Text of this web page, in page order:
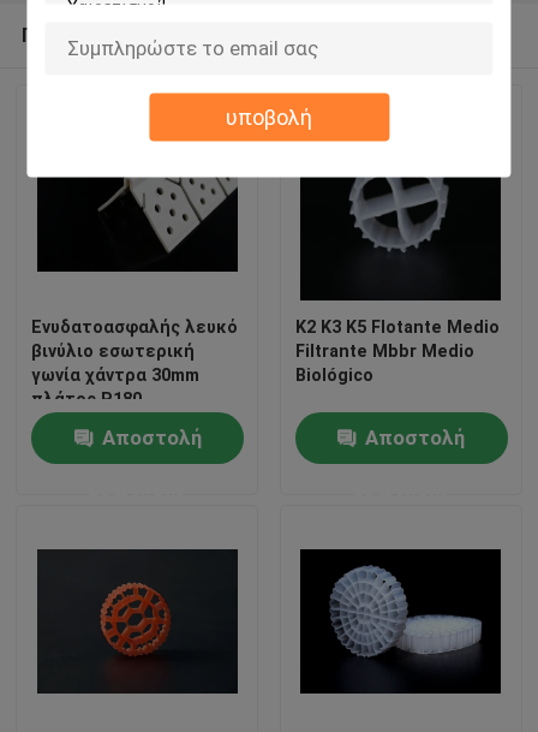
υποβολή
Προτεινόμενα Προϊόντα
Ενυδατοασφαλής λευκό
βινύλιο εσωτερική
γωνία χάντρα 30mm
πλάτος P180
Αποστολή
K2 K3 K5 Flotante Medio
Filtrante Mbbr Medio
Biológico
Αποστολή